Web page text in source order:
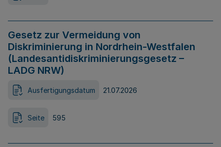
Gesetz zur Vermeidung von
Diskriminierung in Nordrhein-Westfalen
(Landesantidiskriminierungsgesetz –
LADG NRW)
Ausfertigungsdatum 21.07.2026
Seite 595